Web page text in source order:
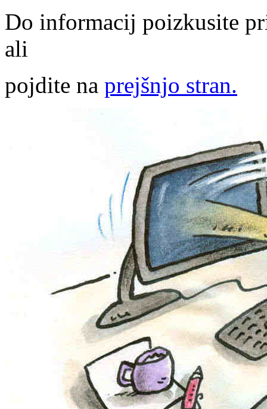
Do informacij poizkusite
ali
pojdite na prejšnjo stran.